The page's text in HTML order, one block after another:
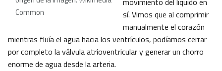
Common
sí. Vimos que al comprimir
manualmente el corazón
mientras fluía el agua hacia los ventrículos, podíamos cerrar
por completo la válvula atrioventricular y generar un chorro
enorme de agua desde la arteria.